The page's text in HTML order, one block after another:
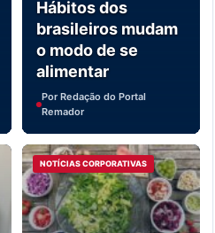
Hábitos dos
brasileiros mudam
o modo de se
alimentar
Por Redação do Portal
Remador
NOTÍCIAS CORPORATIVAS